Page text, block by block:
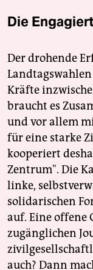
Die
Der drohende
Kräfte
braucht es
und vor allem
für eine starke
kooperiert
Zentrum". Die
linke,
solidarischen
auf. Eine offene
zugänglichen
auch? Dann